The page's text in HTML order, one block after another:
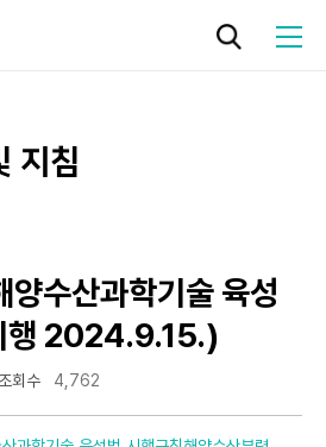
지침
수산과학기술 육성
행 2024.9.15.)
조회수 4,762